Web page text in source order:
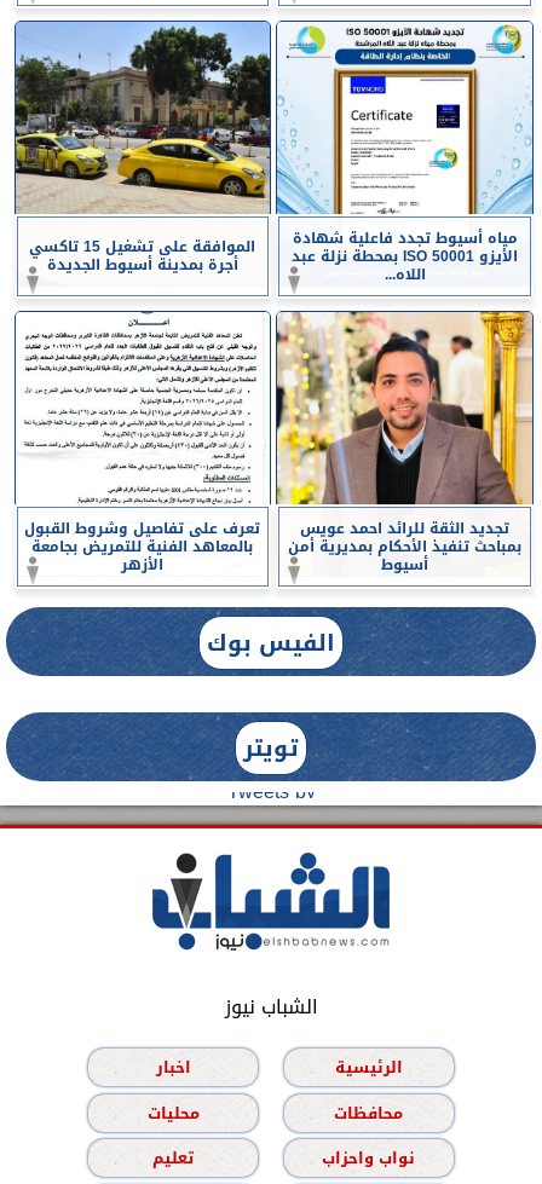
مياه أسيوط تجدد فاعلية شهادة
الأيزو ISO 50001 بمحطة نزلة عبد
اللاه...
الموافقة على تشغيل 15 تاكسي
أجرة بمدينة أسيوط الجديدة
تجديد الثقة للرائد احمد عويس
بمباحث تنفيذ الأحكام بمديرية أمن
أسيوط
تعرف على تفاصيل وشروط القبول
بالمعاهد الفنية للتمريض بجامعة
الأزهر
الفيس بوك
تويتر
Tweets by
الشباب نيوز
الرئيسية
اخبار
محافظات
محليات
نواب واحزاب
تعليم